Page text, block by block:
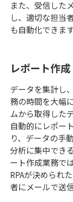
また、受信した
し、適切な担当
も自動化できます
レポート作成
データを集計し
務の時間を大幅
ムから取得した
自動的にレポー
り、データの手
分析に集中でき
ート作成業務で
RPAが決められ
者にメールで送